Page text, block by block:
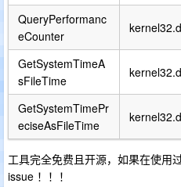
QueryPerformanc
eCounter
GetSystemTimeA
sFileTime
GetSystemTimePr
eciseAsFileTime
工具完全免费且开源，如果在使用
issue ！！！